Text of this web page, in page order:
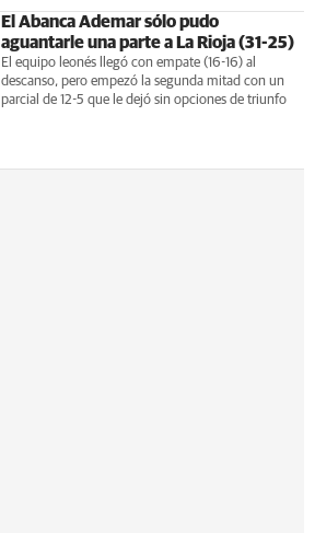
El Abanca Ademar sólo pudo
aguantarle una parte a La Rioja (31-25)
El equipo leonés llegó con empate (16-16) al
descanso, pero empezó la segunda mitad con un
parcial de 12-5 que le dejó sin opciones de triunfo